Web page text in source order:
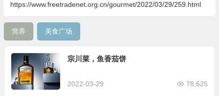
https://www.freetradenet.org.cn/gourmet/2022/03/29/259.html
营养 美食广场
宗川菜，鱼香茄饼
2022-03-29 78,625